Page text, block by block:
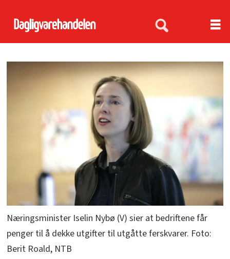
Næringsminister Iselin Nybø (V) sier at bedriftene får
penger til å dekke utgifter til utgåtte ferskvarer. Foto:
Berit Roald, NTB